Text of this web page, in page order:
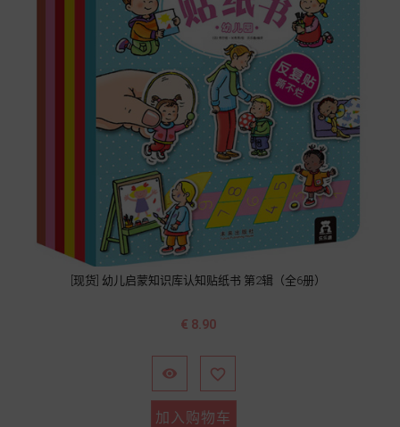
[现货] 幼儿启蒙知识库认知贴纸书 第2辑（全6册）
价
€ 8.90
 
加入购物车